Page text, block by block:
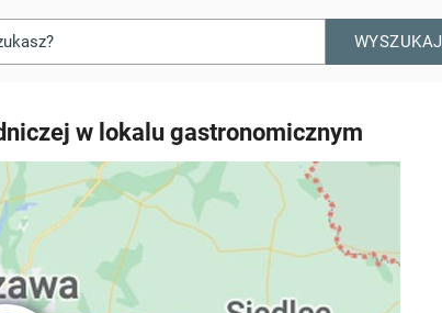
WYSZUKAJ
w lokalu gastronomicznym